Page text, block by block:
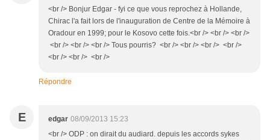
<br /> Bonjur Edgar - fyi ce que vous reprochez à Hollande,
Chirac l'a fait lors de l'inauguration de Centre de la Mémoire à
Oradour en 1999; pour le Kosovo cette fois.<br /> <br /> <br />
<br /> <br /> <br /> Tous pourris? <br /> <br /> <br /> <br />
<br /> <br /> <br />
Répondre
E edgar 08/09/2013 15:23
<br /> ODP : on dirait du audiard. depuis les accords sykes